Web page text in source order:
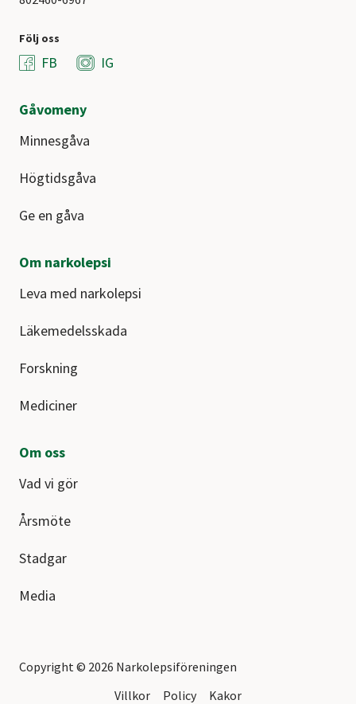
Följ oss
FB IG
Gåvomeny
Minnesgåva
Högtidsgåva
Ge en gåva
Om narkolepsi
Leva med narkolepsi
Läkemedelsskada
Forskning
Mediciner
Om oss
Vad vi gör
Årsmöte
Stadgar
Media
Copyright © 2026 Narkolepsiföreningen
Villkor
Policy Kakor